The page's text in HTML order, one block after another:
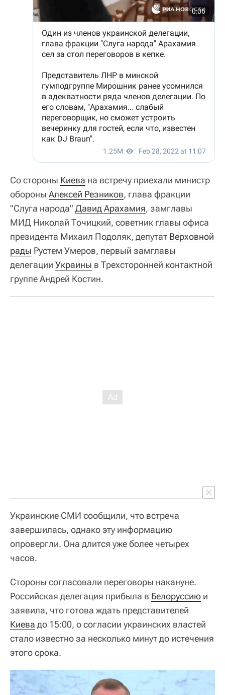
Со стороны Киева на встречу приехали министр
обороны Алексей Резников, глава фракции
"Слуга народа" Давид Арахамия, замглавы
МИД Николай Точицкий, советник главы офиса
президента Михаил Подоляк, депутат Верховной
рады Рустем Умеров, первый замглавы
делегации Украины в Трехсторонней контактной
группе Андрей Костин.
Украинские СМИ сообщили, что встреча
завершилась, однако эту информацию
опровергли. Она длится уже более четырех
часов.
Стороны согласовали переговоры накануне.
Российская делегация прибыла в Белоруссию и
заявила, что готова ждать представителей
Киева до 15:00, о согласии украинских властей
стало известно за несколько минут до истечения
этого срока.